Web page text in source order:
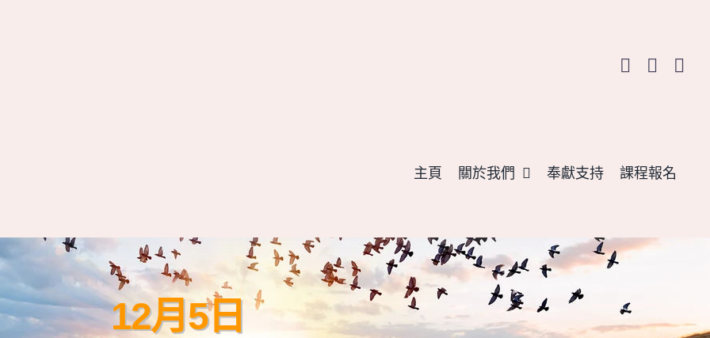
主頁 關於我們 奉獻支持 課程報名
12月5日